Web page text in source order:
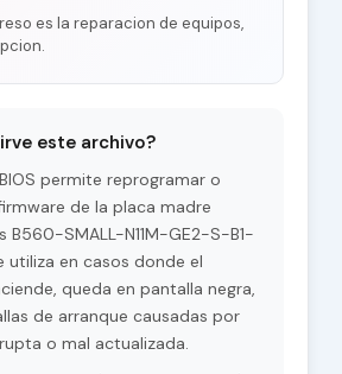
es la reparacion de equipos,
este archivo?
permite reprogramar o
de la placa madre
B560-SMALL-N11M-GE2-S-B1-
utiliza en casos donde el
queda en pantalla negra,
de arranque causadas por
o mal actualizada.